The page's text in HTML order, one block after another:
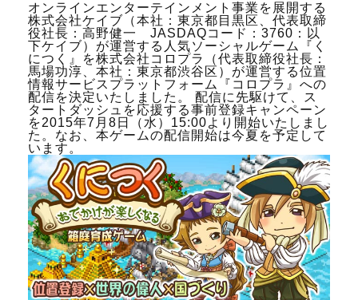
オンラインエンターテインメント事業を展開する
株式会社ケイブ（本社：東京都目黒区、代表取締
役社長：高野健一 JASDAQコード：3760：以
下ケイブ）が運営する人気ソーシャルゲーム『く
につく』を株式会社コロプラ（代表取締役社長：
馬場功淳、本社：東京都渋谷区）が運営する位置
情報サービスプラットフォーム『コロプラ』への
配信を決定いたしました。 配信に先駆けて、ス
タートダッシュを応援する事前登録キャンペーン
を2015年7月8日（水）15:00より開始いたしまし
た。なお、本ゲームの配信開始は今夏を予定して
います。